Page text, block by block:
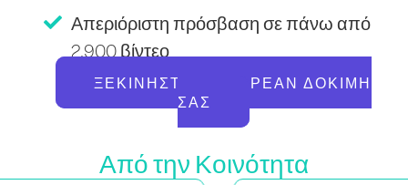
Απεριόριστη πρόσβαση σε πάνω από
2.900 βίντεο
ΞΕΚΙΝΉΣΤΕ ΤΗ ΔΩΡΕΆΝ ΔΟΚΙΜΉ
ΣΑΣ
Από την Κοινότητα